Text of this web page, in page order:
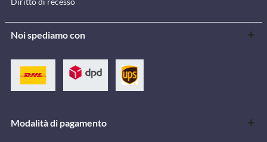
Noi spediamo con
Modalità di pagamento